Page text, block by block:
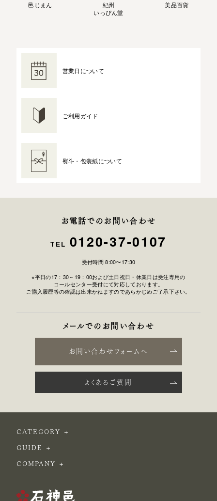
邑じまん
紀州
いっぴん堂
美品百貨
営業日について
ご利用ガイド
熨斗・包装紙について
お電話でのお問い合わせ
TEL 0120-37-0107
受付時間 8:00〜17:30
※平日の17：30～19：00および土日祝日・休業日は受注専用の
コールセンター受付にて対応しております。
ご購入履歴等の確認は出来かねますのであらかじめご了承下さい。
メールでのお問い合わせ
お問い合わせフォームへ
よくあるご質問
CATEGORY
GUIDE
COMPANY